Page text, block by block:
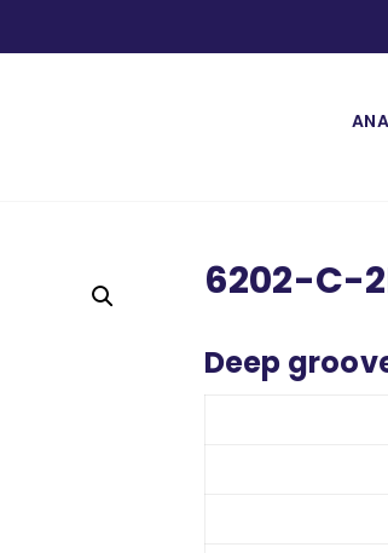
6202-C-
Deep